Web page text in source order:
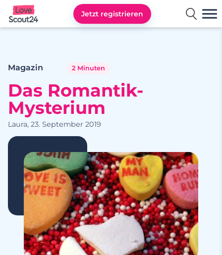
Lovescout24
Jetzt registrieren
Magazin 2 Minuten
Das Romantik-
Mysterium
Laura, 23. September 2019